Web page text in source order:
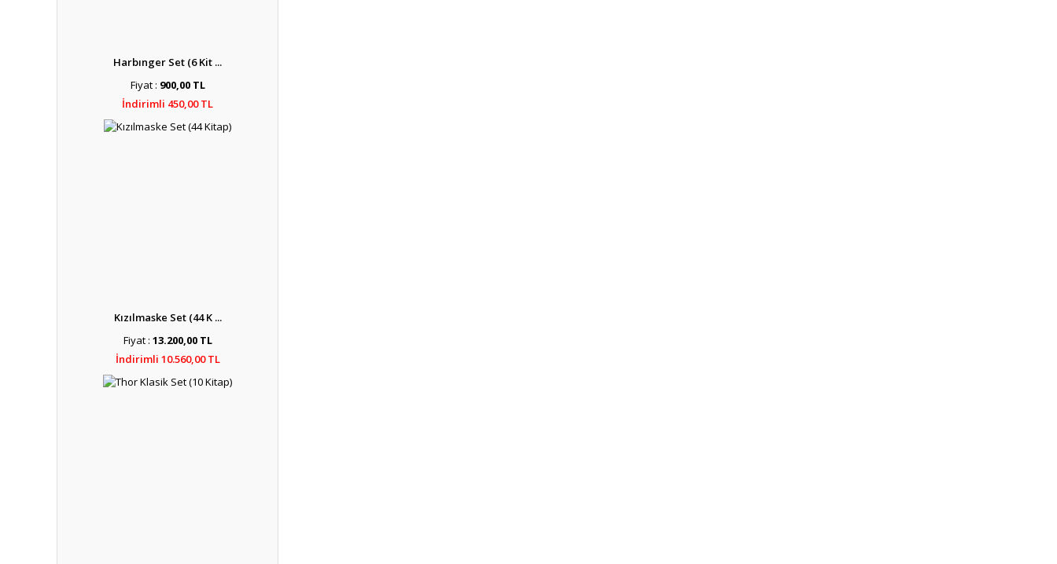
Harbınger Set (6 Kit ...
Fiyat : 900,00 TL
İndirimli 450,00 TL
Kızılmaske Set (44 K ...
Fiyat : 13.200,00 TL
İndirimli 10.560,00 TL